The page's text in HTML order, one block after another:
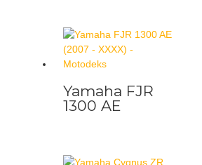
Yamaha FJR
1300 AE